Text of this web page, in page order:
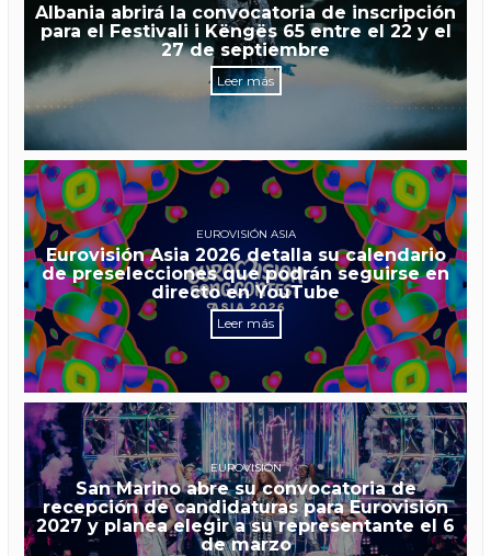
Albania abrirá la convocatoria de inscripción
para el Festivali i Këngës 65 entre el 22 y el
27 de septiembre
Leer más
EUROVISIÓN ASIA
Eurovisión Asia 2026 detalla su calendario
de preselecciones que podrán seguirse en
directo en YouTube
Leer más
EUROVISIÓN
San Marino abre su convocatoria de
recepción de candidaturas para Eurovisión
2027 y planea elegir a su representante el 6
de marzo